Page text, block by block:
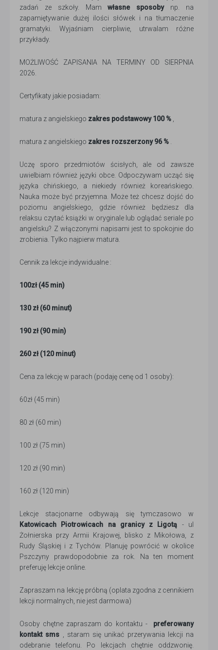
zadań ze szkoły. Mamwłasne sposobynp. na
zapamiętywanie dużej ilości słówek i na tłumaczenie
gramatyki. Wyjaśniam cierpliwie, utrwalam różne
przykłady.
MOŻLIWOŚĆ ZAPISANIA NA TERMINY OD SIERPNIA
2026.
Certyfikaty jakie posiadam:
matura z angielskiego zakres podstawowy 100 %
matura z angielskiego zakres rozszerzony 96 %
Uczę sporo przedmiotów ścisłych, ale od zawsze
uwielbiam również języki obce. Odpoczywam ucząć się
języka chińskiego, a niekiedy również koreańskiego.
Nauka może być przyjemna. Może też chcesz dojść do
poziomu angielskiego, gdzie również będziesz dla
relaksu czytać książki w oryginale lub oglądać seriale po
angielsku? Z włączonymi napisami jest to spokojnie do
zrobienia. Tylko najpierw matura.
Cennik za lekcje indywidualne :
100zł (45 min)
130 zł (60 minut)
190 zł (90 min)
260 zł (120 minut)
Cena za lekcję w parach (podaję cenę od 1 osoby):
60zł (45 min)
80 zł (60 min)
100 zł (75 min)
120 zł (90 min)
160 zł (120 min)
Lekcje stacjonarne odbywają się tymczasowo w
Katowicach Piotrowicach na granicy z Ligotą - ul
Żołnierska przy Armii Krajowej, blisko z Mikołowa, z
Rudy Śląskiej i z Tychów. Planuję powrócić w okolice
Pszczyny prawdopodobnie za rok. Na ten moment
preferuję lekcje online.
Zapraszam na lekcję próbną (oplata zgodna z cennikiem
lekcji normalnych, nie jest darmowa)
Osoby chętne zapraszam do kontaktu - preferowany
kontakt sms , staram się unikać przerywania lekcji na
odebranie telefonu. Po lekcjach chętnie oddzwonię.